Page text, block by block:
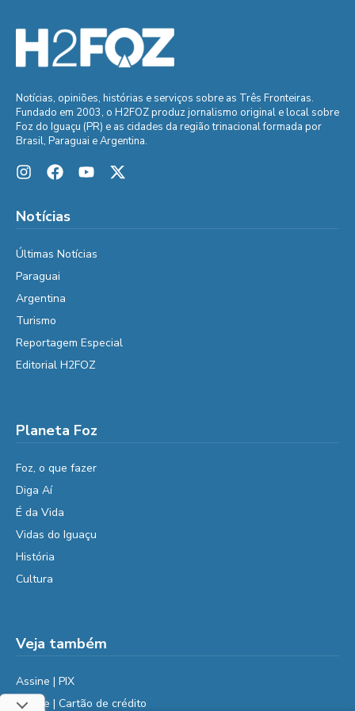
Notícias, opiniões, histórias e serviços sobre as Três Fronteiras.
Fundado em 2003, o H2FOZ produz jornalismo original e local sobre
Foz do Iguaçu (PR) e as cidades da região trinacional formada por
Brasil, Paraguai e Argentina.
Notícias
Últimas Notícias
Paraguai
Argentina
Turismo
Reportagem Especial
Editorial H2FOZ
Planeta Foz
Foz, o que fazer
Diga Aí
É da Vida
Vidas do Iguaçu
História
Cultura
Veja também
Assine | PIX
Assine | Cartão de crédito